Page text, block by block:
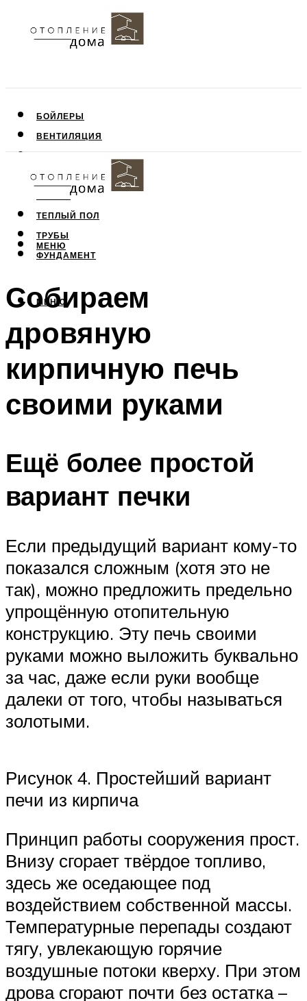
БОЙЛЕРЫ
ВЕНТИЛЯЦИЯ
ПОТОЛОК
СТЕНЫ
ТЕПЛЫЙ ПОЛ
ТРУБЫ
ФУНДАМЕНТ
МЕНЮ
МЕНЮ
Собираем
дровяную
кирпичную печь
своими руками
Ещё более простой
вариант печки
Если предыдущий вариант кому-то
показался сложным (хотя это не
так), можно предложить предельно
упрощённую отопительную
конструкцию. Эту печь своими
руками можно выложить буквально
за час, даже если руки вообще
далеки от того, чтобы называться
золотыми.
Рисунок 4. Простейший вариант
печи из кирпича
Принцип работы сооружения прост.
Внизу сгорает твёрдое топливо,
здесь же оседающее под
воздействием собственной массы.
Температурные перепады создают
тягу, увлекающую горячие
воздушные потоки кверху. При этом
дрова сгорают почти без остатка –